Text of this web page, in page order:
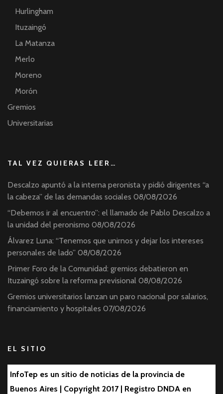
Hurlingham
Ituzaingó
La Matanza
Merlo
Moreno
Morón
Gremios
Universitarias
TAL VEZ QUIERAS LEER…
Descalzo apuntó a la interna peronista y pidió dirigentes “a
la cabeza” de las demandas sociales 08/08/2026
“Debemos ir al encuentro”: el llamado de Pablo Descalzo a
la unidad del peronismo 08/08/2026
Álvarez Luna: “Tenemos que unirnos y dejar los intereses
personales de lado” 08/08/2026
Primer Foro de la Comunidad: gremios debatieron en
Ituzaingó sobre la reforma previsional 08/08/2026
Gremios universitarios lanzan un paro nacional por salarios,
financiamiento y hospitales 07/08/2026
EL SITIO
InfoTep es un sitio de noticias de la provincia de
Buenos Aires | Copyright 2017 | Registro DNDA en